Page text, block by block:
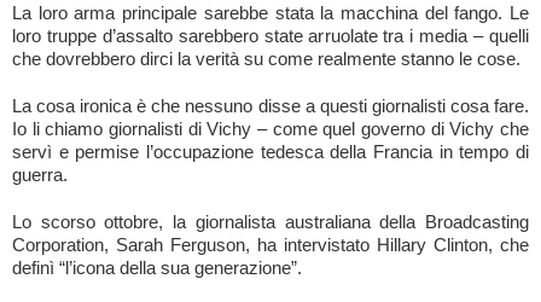
La loro arma principale sarebbe stata la macchina del fango. Le
loro truppe d’assalto sarebbero state arruolate tra i media – quelli
che dovrebbero dirci la verità su come realmente stanno le cose.
La cosa ironica è che nessuno disse a questi giornalisti cosa fare.
Io li chiamo giornalisti di Vichy – come quel governo di Vichy che
servì e permise l’occupazione tedesca della Francia in tempo di
guerra.
Lo scorso ottobre, la giornalista australiana della Broadcasting
Corporation, Sarah Ferguson, ha intervistato Hillary Clinton, che
definì “l’icona della sua generazione”.